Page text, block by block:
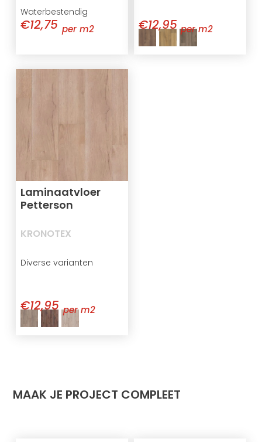
Waterbestendig
€12,75 per m2 €12,95 per m2
Laminaatvloer
Petterson
KRONOTEX
Diverse varianten
€12,95 per m2
MAAK JE PROJECT COMPLEET